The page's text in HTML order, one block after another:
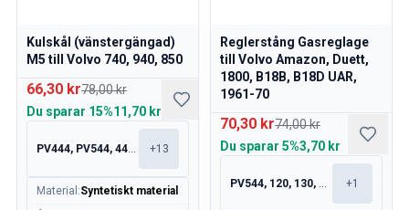
Kulskål (vänstergängad)
M5 till Volvo 740, 940, 850
66,30 kr78,00 kr
Du sparar 15%11,70 kr
PV444, PV544, 445, 210 +13
Material :Syntetiskt material
Reglerstång Gasreglage
till Volvo Amazon, Duett,
1800, B18B, B18D UAR,
1961-70
70,30 kr74,00 kr
Du sparar 5%3,70 kr
PV544, 120, 130, 220 +1